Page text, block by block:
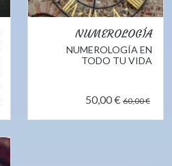
NUMEROLOGÍA
NUMEROLOGÍA EN
TODO TU VIDA
50,00 € 60,00 €